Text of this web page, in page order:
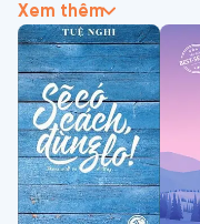
Hiện là Chủ tịch kiêm
Holdings, Pacific
lĩnh vực: Quản lý quỹ
sạn, các thương hiệu
sách…
Nhiều năm liền là đại
kiếm và phát triển tài
Unesco Việt Nam. Ngồi
Xem thêm